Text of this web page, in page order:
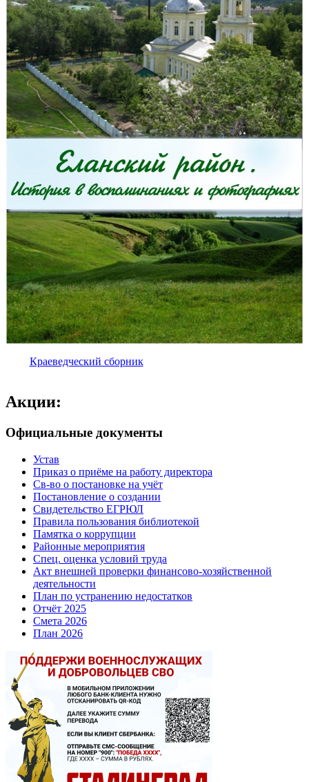
Краеведческий сборник
Акции:
Официальные документы
Устав
Приказ о приёме на работу директора
Св-во о постановке на учёт
Постановление о создании
Свидетельство ЕГРЮЛ
Правила пользования библиотекой
Памятка о коррупции
Районные мероприятия
Спец. оценка условий труда
Акт внешней проверки финансово-хозяйственной
деятельности
План по устранению недостатков
Отчёт 2025
Смета 2026
План 2026